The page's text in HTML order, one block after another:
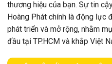
thương hiệu của bạn. Sự tin
Hoàng Phát chính là động lực
phát triển và mở rộng, nhằm
đầu tại TP.HCM và khắp Việt